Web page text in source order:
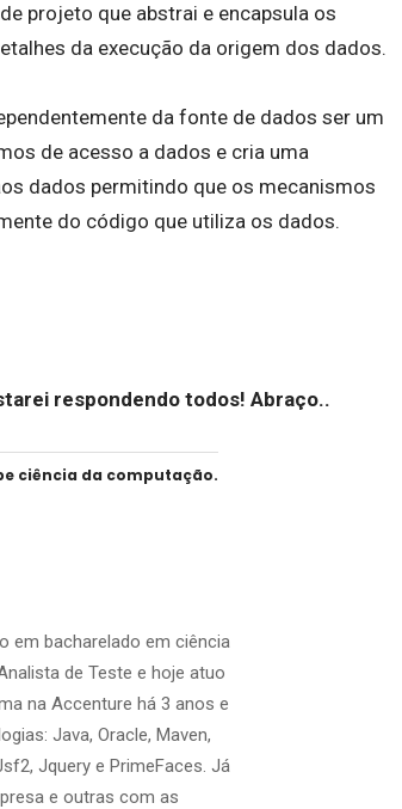
projeto que abstrai e encapsula os
da execução da origem dos dados.
da fonte de dados ser um
de acesso a dados e cria uma
dados permitindo que os mecanismos
do código que utiliza os dados.
respondendo todos! Abraço..
ciência da computação.
em bacharelado em ciência
de Teste e hoje atuo
na Accenture há 3 anos e
Java, Oracle, Maven,
Jquery e PrimeFaces. Já
e outras com as